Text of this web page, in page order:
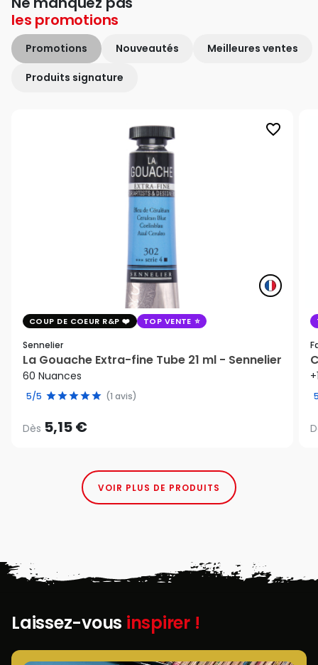
les promotions
Promotions Nouveautés Meilleures ventes
Produits signature
favorite_border
COUP DE COEUR R&P TOP VENTE
Sennelier
La Gouache Extra-fine Tube 21 ml - Sennelier
60 Nuances
5/5 (1 avis)
Dès 5,15 €
VOIR PLUS DE PRODUITS
Laissez-vous inspirer !